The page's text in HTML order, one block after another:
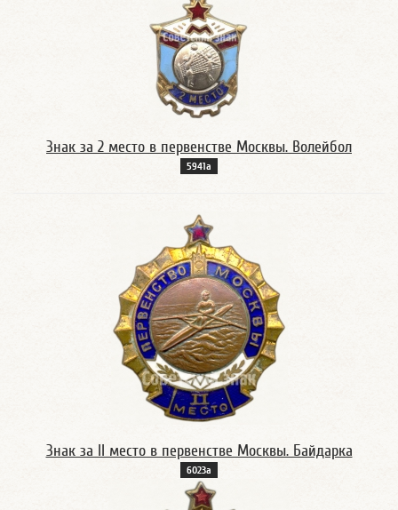
Знак за 2 место в первенстве Москвы. Волейбол
5941а
Знак за II место в первенстве Москвы. Байдарка
6023а